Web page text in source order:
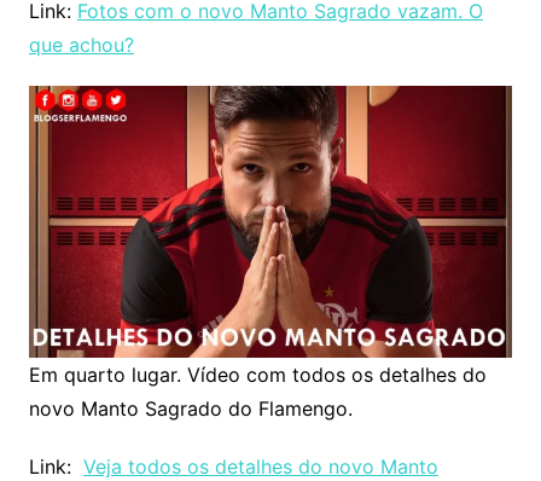
Link: Fotos com o novo Manto Sagrado vazam. O
que achou?
Em quarto lugar. Vídeo com todos os detalhes do
novo Manto Sagrado do Flamengo.
Link: Veja todos os detalhes do novo Manto